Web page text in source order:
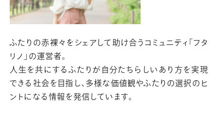
ふたりの赤裸々をシェアして助け合うコミュニティ「フタ
リノ」の運営者。
人生を共にするふたりが自分たちらしいあり方を実現
できる社会を目指し、多様な価値観やふたりの選択のヒ
ントになる情報を発信しています。